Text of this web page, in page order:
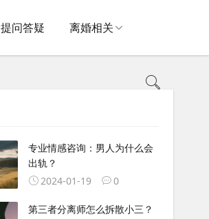
提问答疑 离婚相关
专业情感咨询：男人为什么会
出轨？
2024-01-19
0
第三者分离师怎么拆散小三？